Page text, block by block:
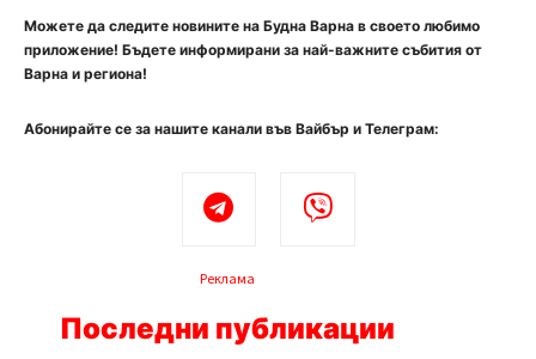
Можете да следите новините на Будна Варна в своето любимо
приложение! Бъдете информирани за най-важните събития от
Варна и региона!
Абонирайте се за нашите канали във Вайбър и Телеграм:
Реклама
Последни публикации